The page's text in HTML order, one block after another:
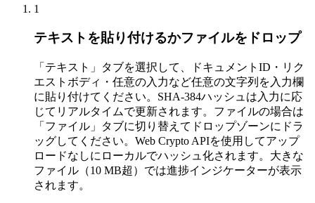
1
テキストを貼り付けるかファイルをドロップ
「テキスト」タブを選択して、ドキュメントID・リク
エストボディ・任意の入力など任意の文字列を入力欄
に貼り付けてください。SHA-384ハッシュは入力に応
じてリアルタイムで更新されます。ファイルの場合は
「ファイル」タブに切り替えてドロップゾーンにドラ
ッグしてください。Web Crypto APIを使用してアップ
ロードなしにローカルでハッシュ化されます。大きな
ファイル（10 MB超）では進捗インジケーターが表示
されます。